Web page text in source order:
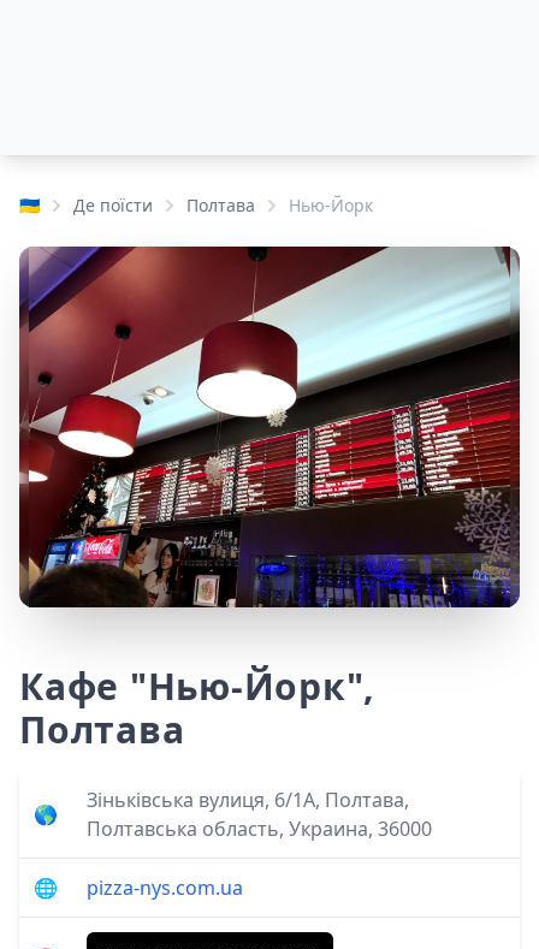
🇺🇦 Де поїсти Полтава Нью-Йорк
Кафе "Нью-Йорк",
Полтава
🌎
Зіньківська вулиця, 6/1А, Полтава,
Полтавська область, Украина, 36000
🌐 pizza-nys.com.ua